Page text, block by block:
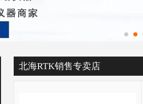
北海RTK销售专卖店